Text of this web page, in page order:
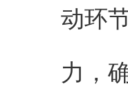
动环
力，